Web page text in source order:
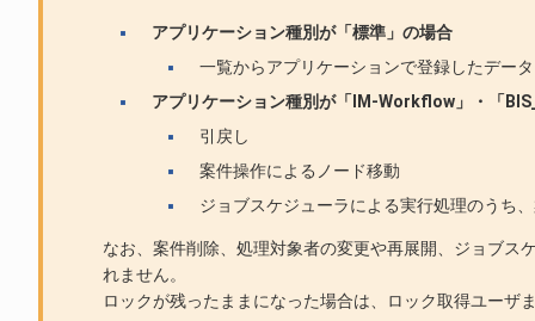
アプリケーション種別が「標準」の場合
一覧からアプリケーションで登録したデー
アプリケーション種別が「IM-Workflow」・「
引戻し
案件操作によるノード移動
ジョブスケジューラによる実行処理のうち
なお、案件削除、処理対象者の変更や再展開、ジョブス
れません。
ロックが残ったままになった場合は、ロック取得ユー